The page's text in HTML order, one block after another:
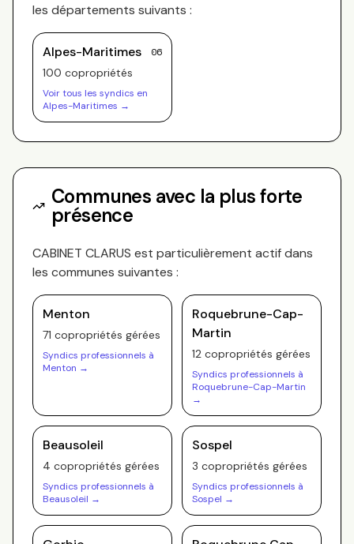
les départements suivants :
Alpes-Maritimes 06
100 copropriétés
Voir tous les syndics en
Alpes-Maritimes →
Communes avec la plus forte
présence
CABINET CLARUS est particulièrement actif dans
les communes suivantes :
Menton
71 copropriétés gérées
Syndics professionnels à
Menton →
Roquebrune-Cap-
Martin
12 copropriétés gérées
Syndics professionnels à
Roquebrune-Cap-Martin
→
Beausoleil
4 copropriétés gérées
Syndics professionnels à
Beausoleil →
Sospel
3 copropriétés gérées
Syndics professionnels à
Sospel →